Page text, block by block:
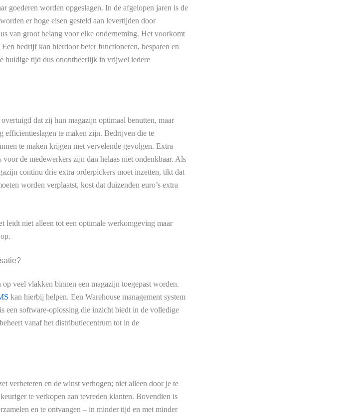
goederen worden opgeslagen. In de afgelopen jaren is de
er hoge eisen gesteld aan levertijden door
van groot belang voor elke onderneming. Het voorkomt
bedrijf kan hierdoor beter functioneren, besparen en
huidige tijd dus onontbeerlijk in vrijwel iedere
dat zij hun magazijn optimaal benutten, maar
efficiëntieslagen te maken zijn. Bedrijven die te
te maken krijgen met vervelende gevolgen. Extra
de medewerkers zijn dan helaas niet ondenkbaar. Als
continu drie extra orderpickers moet inzetten, tikt dat
worden verplaatst, kost dat duizenden euro’s extra
leidt niet alleen tot een optimale werkomgeving maar
veel vlakken binnen een magazijn toegepast worden.
kan hierbij helpen. Een Warehouse management system
een software-oplossing die inzicht biedt in de volledige
vanaf het distributiecentrum tot in de
verbeteren en de winst verhogen; niet alleen door je te
te verkopen aan tevreden klanten. Bovendien is
en te ontvangen – in minder tijd en met minder